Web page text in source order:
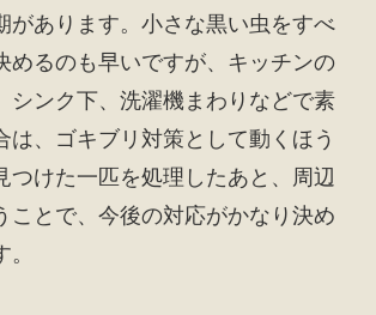
があります。小さな黒い虫をすべ
めるのも早いですが、キッチンの
シンク下、洗濯機まわりなどで素
は、ゴキブリ対策として動くほう
つけた一匹を処理したあと、周辺
ことで、今後の対応がかなり決め